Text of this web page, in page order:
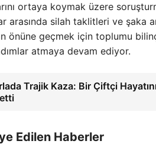
ortaya koymak üzere
arasında silah taklitleri ve şaka
önüne geçmek için toplumu
atmaya devam ediyor.
Trajik Kaza: Bir Çiftçi
Edilen Haberler